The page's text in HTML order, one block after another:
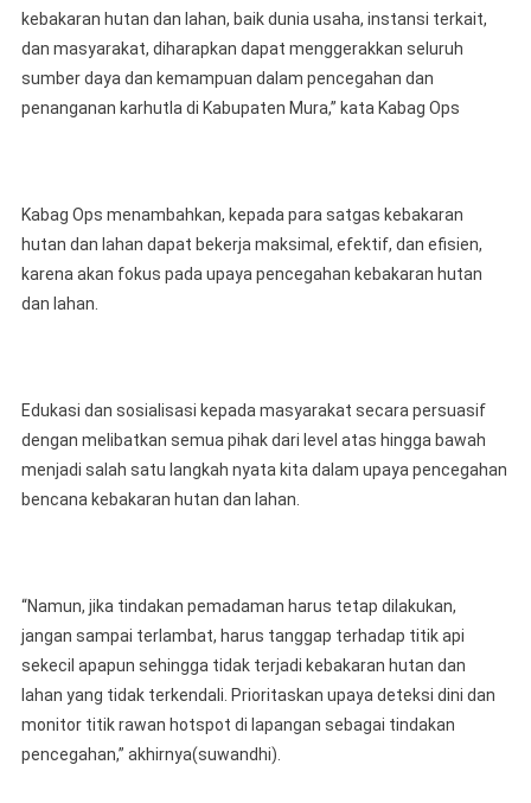
kebakaran hutan dan lahan, baik dunia usaha, instansi terkait,
dan masyarakat, diharapkan dapat menggerakkan seluruh
sumber daya dan kemampuan dalam pencegahan dan
penanganan karhutla di Kabupaten Mura,” kata Kabag Ops
Kabag Ops menambahkan, kepada para satgas kebakaran
hutan dan lahan dapat bekerja maksimal, efektif, dan efisien,
karena akan fokus pada upaya pencegahan kebakaran hutan
dan lahan.
Edukasi dan sosialisasi kepada masyarakat secara persuasif
dengan melibatkan semua pihak dari level atas hingga bawah
menjadi salah satu langkah nyata kita dalam upaya pencegahan
bencana kebakaran hutan dan lahan.
“Namun, jika tindakan pemadaman harus tetap dilakukan,
jangan sampai terlambat, harus tanggap terhadap titik api
sekecil apapun sehingga tidak terjadi kebakaran hutan dan
lahan yang tidak terkendali. Prioritaskan upaya deteksi dini dan
monitor titik rawan hotspot di lapangan sebagai tindakan
pencegahan,” akhirnya(suwandhi).